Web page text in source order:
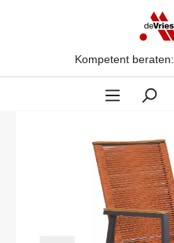
Kompetent beraten: